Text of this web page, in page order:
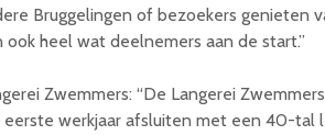
Bruggelingen of bezoekers genieten
ook heel wat deelnemers aan de start.”
Zwemmers: “De Langerei
werkjaar afsluiten met een 40-tal